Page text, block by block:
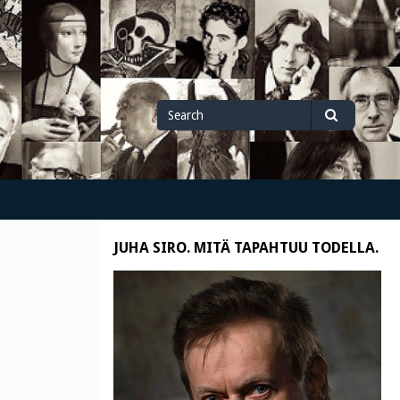
Search
for
Search
JUHA SIRO. MITÄ TAPAHTUU TODELLA.